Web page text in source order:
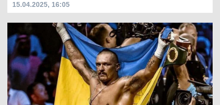
15.04.2025, 16:05